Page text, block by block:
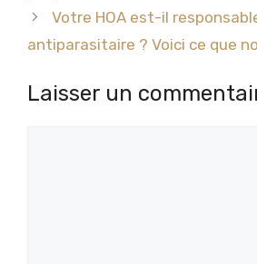
Votre HOA est-il
antiparasitaire ? Voici ce que
Laisser un